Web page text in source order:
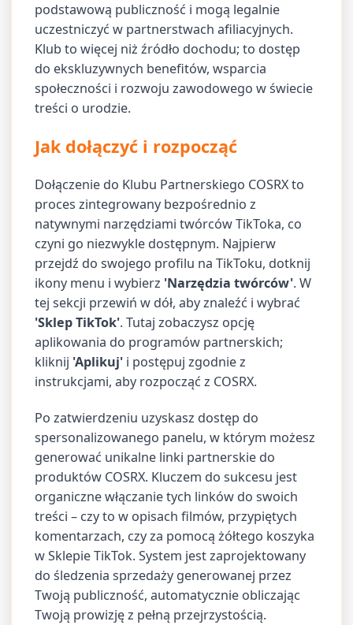
podstawową publiczność i mogą legalnie
uczestniczyć w partnerstwach afiliacyjnych.
Klub to więcej niż źródło dochodu; to dostęp
do ekskluzywnych benefitów, wsparcia
społeczności i rozwoju zawodowego w świecie
treści o urodzie.
Jak dołączyć i rozpocząć
Dołączenie do Klubu Partnerskiego COSRX to
proces zintegrowany bezpośrednio z
natywnymi narzędziami twórców TikToka, co
czyni go niezwykle dostępnym. Najpierw
przejdź do swojego profilu na TikToku, dotknij
ikony menu i wybierz 'Narzędzia twórców'. W
tej sekcji przewiń w dół, aby znaleźć i wybrać
'Sklep TikTok'. Tutaj zobaczysz opcję
aplikowania do programów partnerskich;
kliknij 'Aplikuj' i postępuj zgodnie z
instrukcjami, aby rozpocząć z COSRX.
Po zatwierdzeniu uzyskasz dostęp do
spersonalizowanego panelu, w którym możesz
generować unikalne linki partnerskie do
produktów COSRX. Kluczem do sukcesu jest
organiczne włączanie tych linków do swoich
treści – czy to w opisach filmów, przypiętych
komentarzach, czy za pomocą żółtego koszyka
w Sklepie TikTok. System jest zaprojektowany
do śledzenia sprzedaży generowanej przez
Twoją publiczność, automatycznie obliczając
Twoją prowizję z pełną przejrzystością.